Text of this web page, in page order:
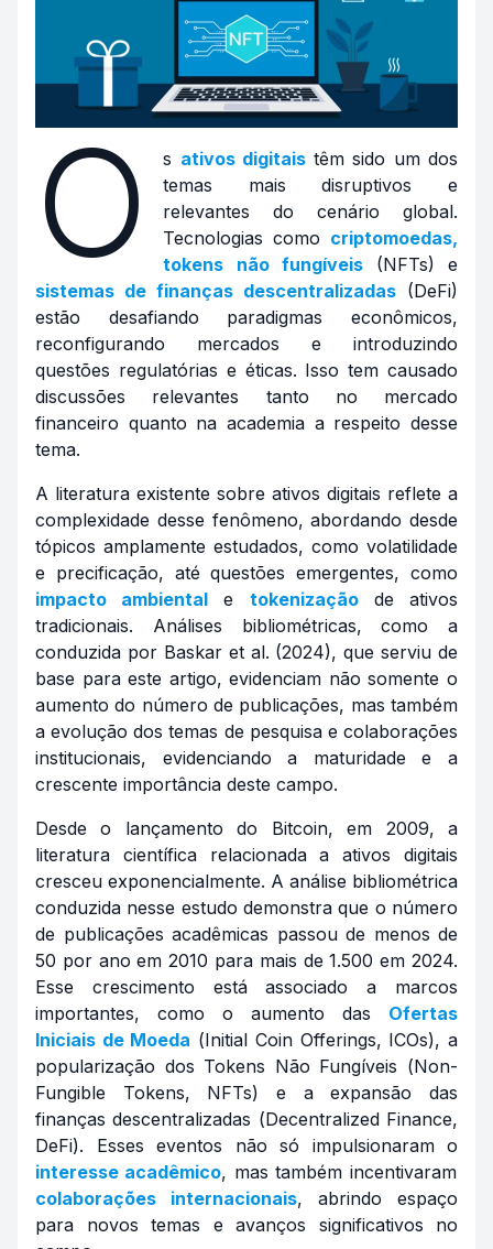
O s ativos digitaistêm sido um dos
temas mais disruptivos e
relevantes do cenário global.
Tecnologias como criptomoedas,
tokens não fungíveis(NFTs) e
sistemas de finanças descentralizadas (DeFi)
estão desafiando paradigmas econômicos,
reconfigurando mercados e introduzindo
questões regulatórias e éticas. Isso tem causado
discussões relevantes tanto no mercado
financeiro quanto na academia a respeito desse
tema.
A literatura existente sobre ativos digitais reflete a
complexidade desse fenômeno, abordando desde
tópicos amplamente estudados, como volatilidade
e precificação, até questões emergentes, como
impacto ambiental
e tokenizaçãode ativos
tradicionais. Análises bibliométricas, como a
conduzida por Baskar et al. (2024), que serviu de
base para este artigo, evidenciam não somente o
aumento do número de publicações, mas também
a evolução dos temas de pesquisa e colaborações
institucionais, evidenciando a maturidade e a
crescente importância deste campo.
Desde o lançamento do Bitcoin, em 2009, a
literatura científica relacionada a ativos digitais
cresceu exponencialmente. A análise bibliométrica
conduzida nesse estudo demonstra que o número
de publicações acadêmicas passou de menos de
50 por ano em 2010 para mais de 1.500 em 2024.
Esse crescimento está associado a marcos
importantes, como o aumento das Ofertas
Iniciais de Moeda (Initial Coin Offerings, ICOs), a
popularização dos Tokens Não Fungíveis (Non-
Fungible Tokens, NFTs) e a expansão das
finanças descentralizadas (Decentralized Finance,
DeFi). Esses eventos não só impulsionaram o
interesse acadêmico, mas também incentivaram
colaborações internacionais, abrindo espaço
para novos temas e avanços significativos no